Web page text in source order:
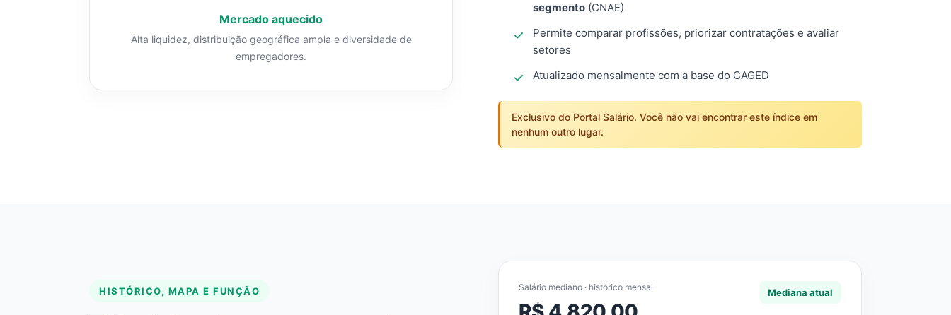
segmento (CNAE)
Permite comparar profissões, priorizar contratações e avaliar
setores
Atualizado mensalmente com a base do CAGED
Exclusivo do Portal Salário. Você não vai encontrar este índice em
nenhum outro lugar.
Mercado aquecido
Alta liquidez, distribuição geográfica ampla e diversidade de
empregadores.
HISTÓRICO, MAPA E FUNÇÃO Salário mediano · histórico mensal Mediana atual